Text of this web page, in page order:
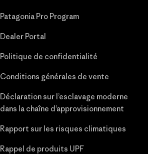
Patagonia Pro Program
Dealer Portal
Politique de confidentialité
Conditions générales de vente
Déclaration sur l’esclavage moderne
dans la chaîne d’approvisionnement
Rapport sur les risques climatiques
Rappel de produits UPF